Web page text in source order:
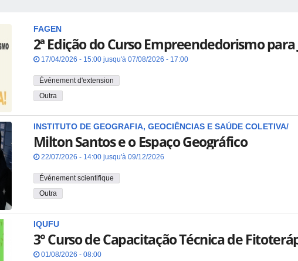
FAGEN
2ª Edição do Curso Empreendedorismo
17/04/2026 - 15:00 jusqu'à 07/08/2026 - 17:00
Événement d'extension
Outra
INSTITUTO DE GEOGRAFIA, GEOCIÊNCIAS E SAÚDE COLETIVA/
Milton Santos e o Espaço Geográfico
22/07/2026 - 14:00 jusqu'à 09/12/2026
Événement scientifique
Outra
IQUFU
3° Curso de Capacitação Técnica de
01/08/2026 - 08:00